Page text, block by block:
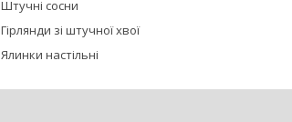
Штучні сосни
Гірлянди зі штучної хвої
Ялинки настільні